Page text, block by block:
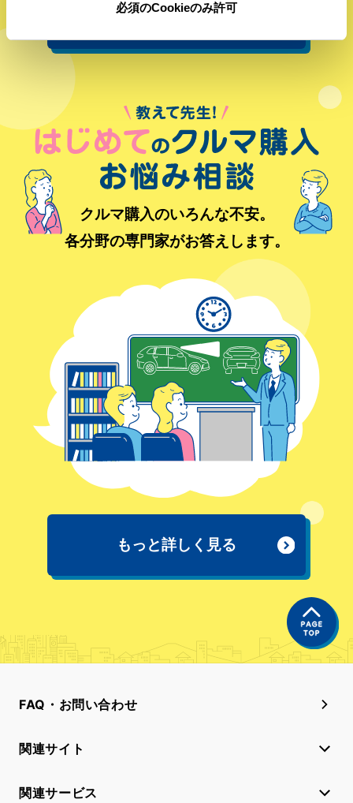
必須のCookieのみ許可
もっと詳しく見る
クルマ購入のいろんな不安。
各分野の専門家がお答えします。
もっと詳しく見る
FAQ・お問い合わせ
関連サイト
関連サービス